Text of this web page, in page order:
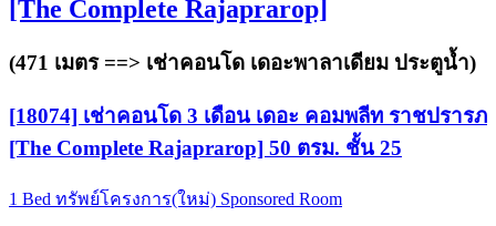
[The Complete Rajaprarop]
(471 เมตร ==> เช่าคอนโด เดอะพาลาเดียม ประตูน้ำ)
[18074] เช่าคอนโด 3 เดือน เดอะ คอมพลีท ราชปรารภ
[The Complete Rajaprarop] 50 ตรม. ชั้น 25
1 Bed ทรัพย์โครงการ(ใหม่) Sponsored Room